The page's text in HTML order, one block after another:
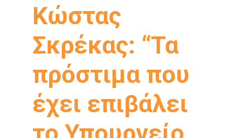
Κώστας
Σκρέκας: “Τα
πρόστιμα που
έχει επιβάλει